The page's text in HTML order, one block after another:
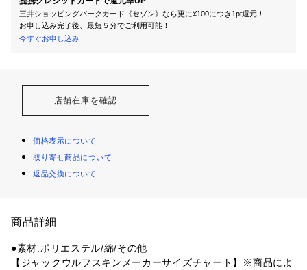
三井ショッピングパークカード《セゾン》なら更に¥100につき1pt還元！
お申し込み完了後、最短５分でご利用可能！
今すぐお申し込み
店舗在庫を確認
価格表示について
取り寄せ商品について
返品交換について
商品詳細
●素材:ポリエステル/綿/その他
【ジャックウルフスキンメーカーサイズチャート】※商品によ